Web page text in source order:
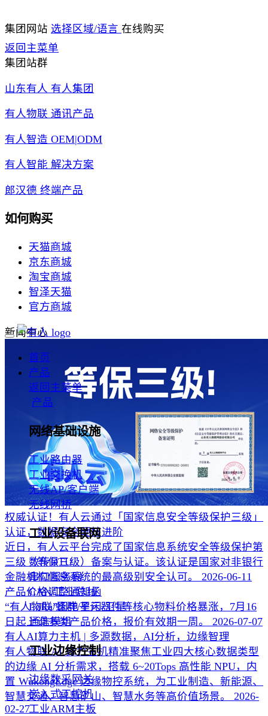
集团网站 选择区域/语言 在线购买
返回主菜单
集团站群
山东有人 有人集团
有人物联 通讯产品
有人智造 OEM|ODM
有人智能 解决方案
郎汉德 终端产品
如何购买
天猫商城
京东商城
淘宝商城
智泽天猫
官方商城
首页
产品
返回主菜单
产品
网络基础设施
工业路由器
工业交换机
无线AP/客户端
无线网桥
工业设备联网
数传DTU
串口服务器
CAN/工业总线
LoRa/蜂群/星闪/卫星
通信模组
工业边缘控制
边缘数采网关
嵌入式工控机
工业ARM主板
新闻中心
权威认证！有人云通过「国家信息安全等级保护三级」
认证，数据安全硬核进阶
近日，有人云平台完成了国家信息系统安全等级保护第
三级（等保三级）备案与认证。该认证是国家对非银行
金融机构信息系统的最高级别安全认可。 2026-06-11
产品价格调整通知函
“有人物联”因电子元器件等核心物料价格暴涨，7月16
日起上调多类产品价格，报价有效期一周。 2026-07-07
有人AI算力主机 | 多源数据，AI分析，边缘智理
有人物联 AI 算力主机精准聚焦工业四大核心数据类型
的边缘 AI 分析需求，搭载 6~20Tops 高性能 NPU，内
置 WukongEdge 边缘物控系统，为工业制造、新能源、
智慧交通、智慧矿山、智慧水务等高价值场景。 2026-
02-27